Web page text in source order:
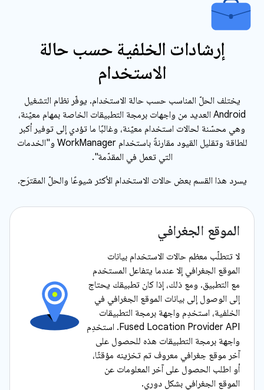
إرشادات الخلفية حسب حالة
الاستخدام
يختلف الحلّ المناسب حسب حالة الاستخدام. يوفّر نظام التشغيل
Android العديد من واجهات برمجة التطبيقات الخاصة بمهام معيّنة،
وهي محسّنة لحالات استخدام معيّنة، وغالبًا ما تؤدي إلى توفير أكبر
للطاقة وتقليل القيود مقارنةً باستخدام WorkManager و"الخدمات
التي تعمل في المقدّمة".
يسرد هذا القسم بعض حالات الاستخدام الأكثر شيوعًا والحلّ المقترَح.
الموقع الجغرافي
لا تتطلّب معظم حالات الاستخدام بيانات
الموقع الجغرافي إلا عندما يتفاعل المستخدم
مع التطبيق. ومع ذلك، إذا كان تطبيقك يحتاج
إلى الوصول إلى بيانات الموقع الجغرافي في
الخلفية، استخدِم واجهة برمجة التطبيقات
Fused Location Provider API. استخدِم
واجهة برمجة التطبيقات هذه للحصول على
آخر موقع جغرافي معروف تم تخزينه مؤقتًا،
أو اطلب الحصول على آخر المعلومات عن
الموقع الجغرافي بشكل دوري.